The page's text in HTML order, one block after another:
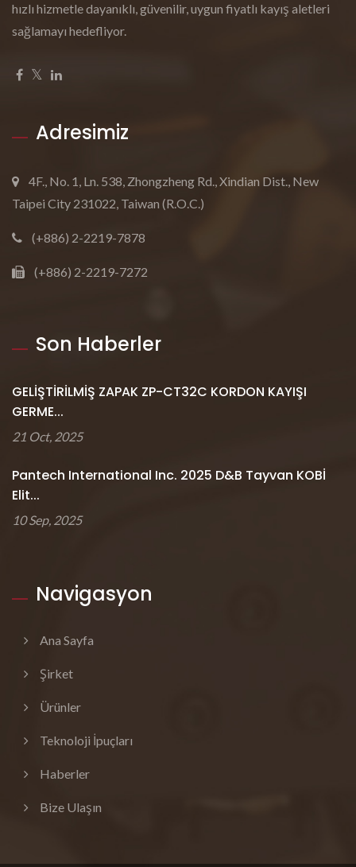
hızlı hizmetle dayanıklı, güvenilir, uygun fiyatlı kayış aletleri
sağlamayı hedefliyor.
Adresimiz
4F., No. 1, Ln. 538, Zhongzheng Rd., Xindian Dist., New
Taipei City 231022, Taiwan (R.O.C.)
(+886) 2-2219-7878
(+886) 2-2219-7272
Son Haberler
GELİŞTİRİLMİŞ ZAPAK ZP-CT32C KORDON KAYIŞI
GERME...
21 Oct, 2025
Pantech International Inc. 2025 D&B Tayvan KOBİ
Elit...
10 Sep, 2025
Navigasyon
Ana Sayfa
Şirket
Ürünler
Teknoloji İpuçları
Haberler
Bize Ulaşın